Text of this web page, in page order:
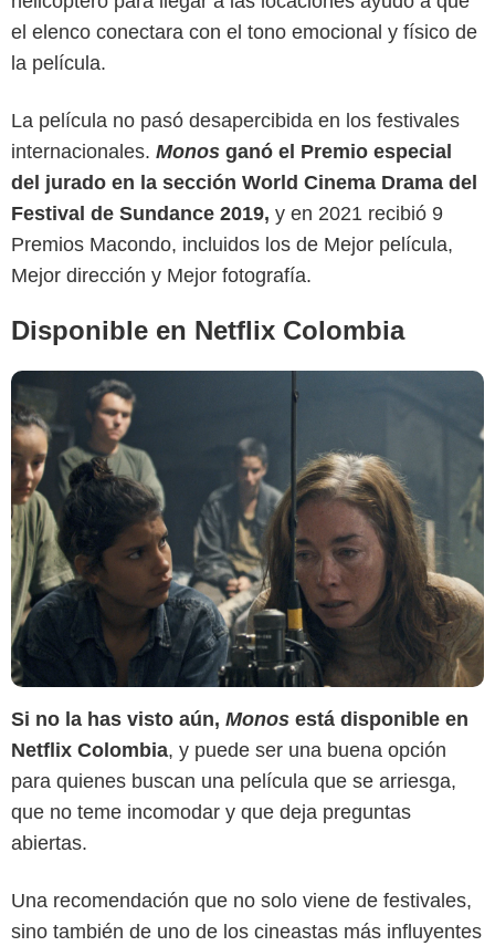
el elenco conectara con el tono emocional y físico de
la película.
La película no pasó desapercibida en los festivales
internacionales. Monos ganó el Premio especial
del jurado en la sección World Cinema Drama del
Festival de Sundance 2019, y en 2021 recibió 9
Premios Macondo, incluidos los de Mejor película,
Mejor dirección y Mejor fotografía.
Disponible en Netflix Colombia
Si no la has visto aún, Monos está disponible en
Netflix Colombia, y puede ser una buena opción
para quienes buscan una película que se arriesga,
que no teme incomodar y que deja preguntas
abiertas.
Una recomendación que no solo viene de festivales,
sino también de uno de los cineastas más influyentes